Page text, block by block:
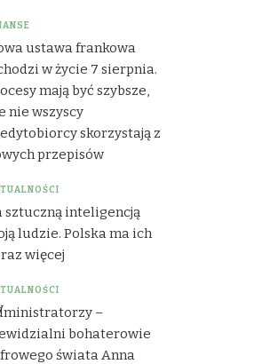
ustawa frankowa
w życie 7 sierpnia.
mają być szybsze,
nie wszyscy
skorzystają z
przepisów
sztuczną inteligencją
ludzie. Polska ma ich
więcej
–
bohaterowie
świata Anna